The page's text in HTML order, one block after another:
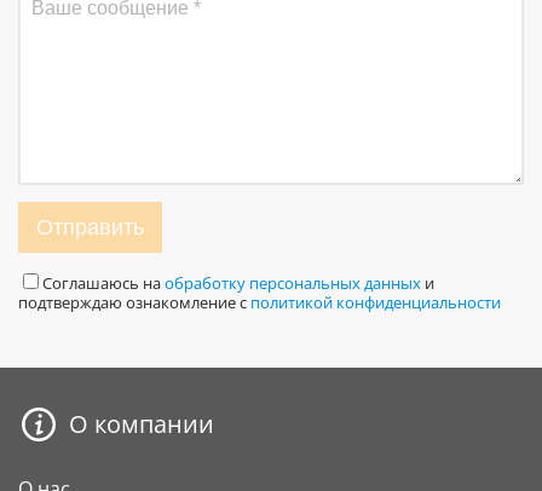
Отправить
Соглашаюсь наобработку персональных данных и
подтверждаю ознакомление с политикой конфиденциальности
О компании